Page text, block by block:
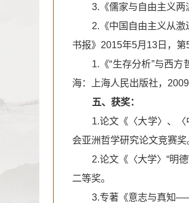
3.《儒家与自由主义两
2.《中国自由主义从激
书报》2015年5月13日，第5
1.《“生存分析”与西
海：上海人民出版社，2009
五、获奖：
1.论文《〈大学〉、
会亚洲哲学研究论文竞赛奖
2.论文《〈大学〉“明
二等奖。
3.专著《意志与真知